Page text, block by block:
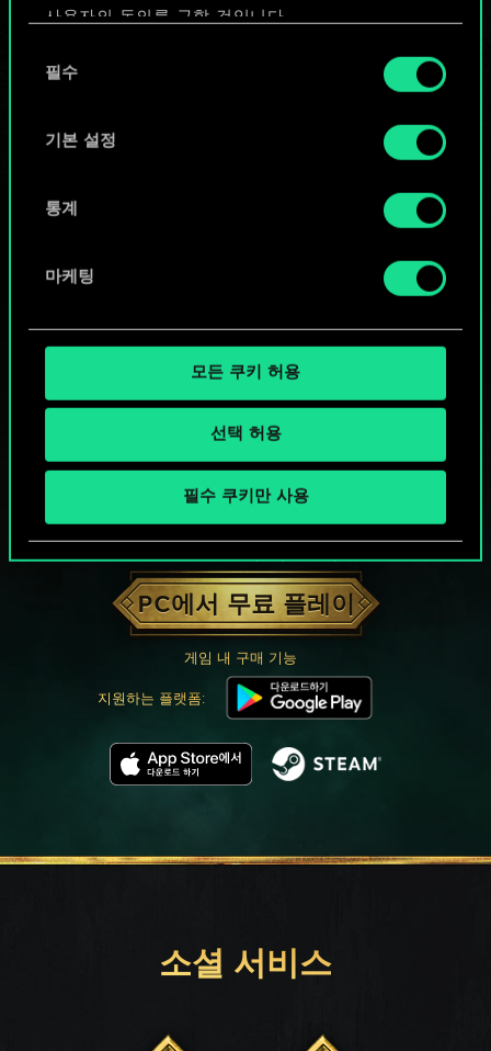
사용자의 동의를 구할 것입니다.
쿠키 사용에 관한 세부 사항이나 관련 설정은 아래의
필수
기본 설정
통계
마케팅
모든 쿠키 허용
선택 허용
필수 쿠키만 사용
궨트 한 판 어떠신가요?
PC에서 무료 플레이
게임 내 구매 기능
지원하는 플랫폼:
소셜 서비스